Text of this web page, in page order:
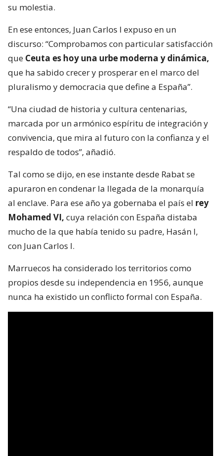
su molestia.
En ese entonces, Juan Carlos I expuso en un
discurso: “Comprobamos con particular satisfacción
que Ceuta es hoy una urbe moderna y dinámica,
que ha sabido crecer y prosperar en el marco del
pluralismo y democracia que define a España”.
“Una ciudad de historia y cultura centenarias,
marcada por un armónico espíritu de integración y
convivencia, que mira al futuro con la confianza y el
respaldo de todos”, añadió.
Tal como se dijo, en ese instante desde Rabat se
apuraron en condenar la llegada de la monarquía
al enclave. Para ese año ya gobernaba el país el rey
Mohamed VI, cuya relación con España distaba
mucho de la que había tenido su padre, Hasán I,
con Juan Carlos I.
Marruecos ha considerado los territorios como
propios desde su independencia en 1956, aunque
nunca ha existido un conflicto formal con España.